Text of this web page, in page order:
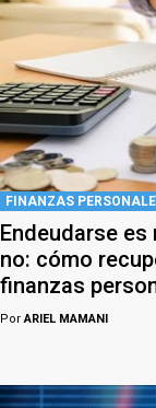
FINANZAS
Endeudarse
no: cómo
finanzas
PorARIEL MAMANI